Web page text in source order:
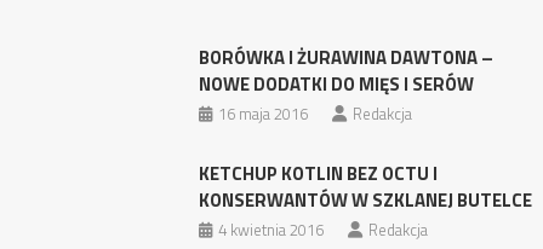
BORÓWKA I ŻURAWINA DAWTONA –
NOWE DODATKI DO MIĘS I SERÓW
16 maja 2016 Redakcja
KETCHUP KOTLIN BEZ OCTU I
KONSERWANTÓW W SZKLANEJ BUTELCE
4 kwietnia 2016 Redakcja